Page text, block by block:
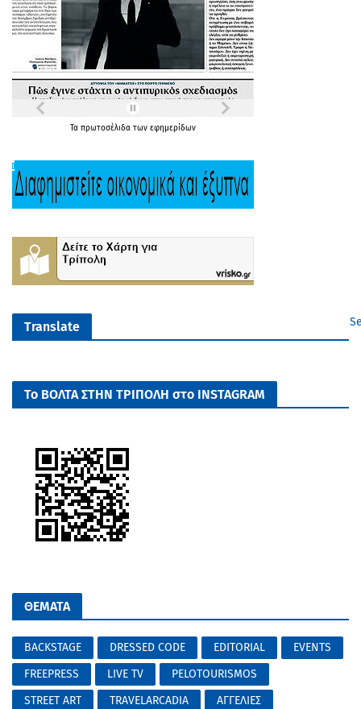
Τα πρωτοσέλιδα των εφημερίδων
Translate
Το ΒΟΛΤΑ ΣΤΗΝ ΤΡΙΠΟΛΗ στο INSTAGRAM
ΘΕΜΑΤΑ
BACKSTAGE DRESSED CODE EDITORIAL
EVENTS
FREEPRESS
LIVE TV
PELOTOURISMOS
STREET ART
TRAVELARCADIA
ΑΓΓΕΛΙΕΣ